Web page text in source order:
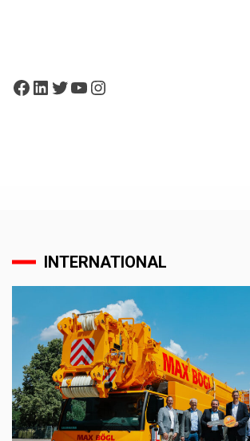
Facebook
LinkedIn
Twitter
YouTube
Instagram
INTERNATIONAL